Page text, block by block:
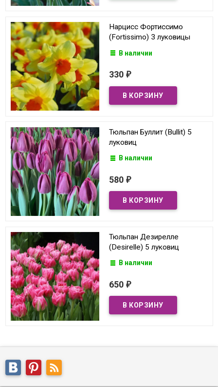
Нарцисс Фортиссимо
(Fortissimo) 3 луковицы
В наличии
330 ₽
Тюльпан Буллит (Bullit) 5
луковиц
В наличии
580 ₽
Тюльпан Дезирелле
(Desirelle) 5 луковиц
В наличии
650 ₽